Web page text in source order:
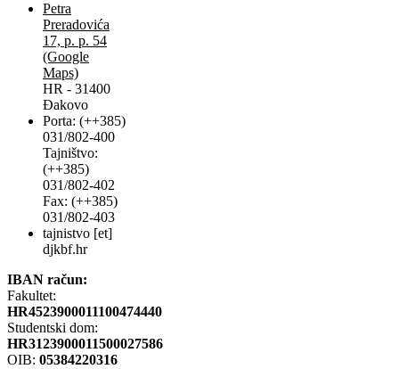
Petra
Preradovića
17, p. p. 54
(Google
Maps)
HR - 31400
Đakovo
Porta: (++385)
031/802-400
Tajništvo:
(++385)
031/802-402
Fax: (++385)
031/802-403
tajnistvo [et]
djkbf.hr
IBAN račun:
Fakultet:
HR4523900011100474440
Studentski dom:
HR3123900011500027586
OIB: 05384220316